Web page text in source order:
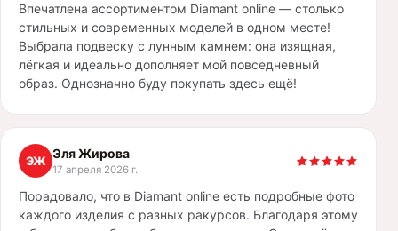
Впечатлена ассортиментом Diamant online — столько
стильных и современных моделей в одном месте!
Выбрала подвеску с лунным камнем: она изящная,
лёгкая и идеально дополняет мой повседневный
образ. Однозначно буду покупать здесь ещё!
ЭЖ Эля Жирова
17 апреля 2026 г.
Порадовало, что в Diamant online есть подробные фото
каждого изделия с разных ракурсов. Благодаря этому